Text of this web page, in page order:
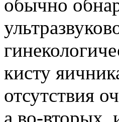
обычно
кисту
отсутствия
а во-вторых,